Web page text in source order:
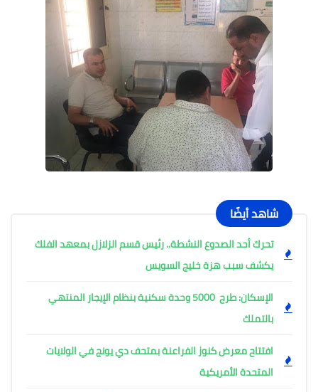
شاهد أيضًا
تحرك أحد الصدوع النشطة.. رئيس قسم الزلازل بمعهد الفلك
يكشف سبب هزة خليج السويس
الإسكان: طرح 5000 وحدة سكنية بنظام الإيجار المنتهي
بالتملك
افتتاح معرض كنوز الفراعنة بمتحف دي يونج في الولايات
المتحدة الأمريكية